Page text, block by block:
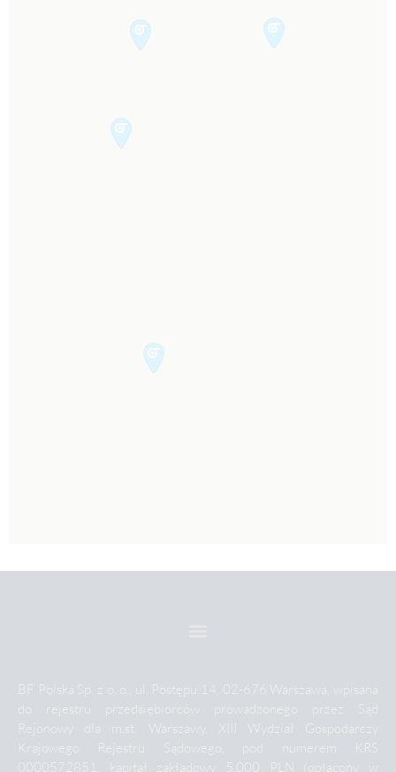
BF Polska Sp. z o. o., ul. Postępu 14, 02-676 Warszawa, wpisana
do rejestru przedsiębiorców prowadzonego przez Sąd
Rejonowy dla m.st. Warszawy, XIII Wydział Gospodarczy
Krajowego Rejestru Sądowego, pod numerem KRS
0000572851, kapitał zakładowy 5.000 PLN (opłacony w